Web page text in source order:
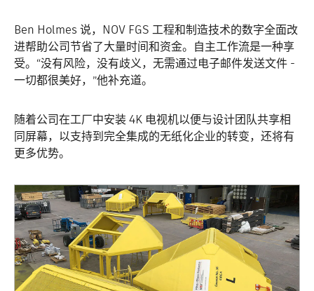
Ben Holmes 说，NOV FGS 工程和制造技术的数字全面改
进帮助公司节省了大量时间和资金。自主工作流是一种享
受。“没有风险，没有歧义，无需通过电子邮件发送文件 -
一切都很美好，”他补充道。
随着公司在工厂中安装 4K 电视机以便与设计团队共享相
同屏幕，以支持到完全集成的无纸化企业的转变，还将有
更多优势。